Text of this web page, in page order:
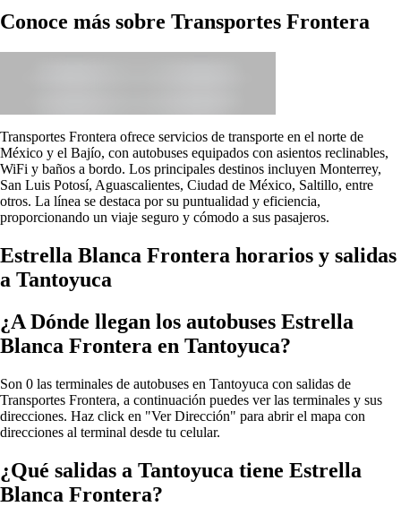
Conoce más sobre Transportes Frontera
Transportes Frontera ofrece servicios de transporte en el norte de
México y el Bajío, con autobuses equipados con asientos reclinables,
WiFi y baños a bordo. Los principales destinos incluyen Monterrey,
San Luis Potosí, Aguascalientes, Ciudad de México, Saltillo, entre
otros. La línea se destaca por su puntualidad y eficiencia,
proporcionando un viaje seguro y cómodo a sus pasajeros.
Estrella Blanca Frontera horarios y salidas
a Tantoyuca
¿A Dónde llegan los autobuses Estrella
Blanca Frontera en Tantoyuca?
Son 0 las terminales de autobuses en Tantoyuca con salidas de
Transportes Frontera, a continuación puedes ver las terminales y sus
direcciones. Haz click en "Ver Dirección" para abrir el mapa con
direcciones al terminal desde tu celular.
¿Qué salidas a Tantoyuca tiene Estrella
Blanca Frontera?